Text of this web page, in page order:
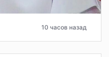
10 часов назад